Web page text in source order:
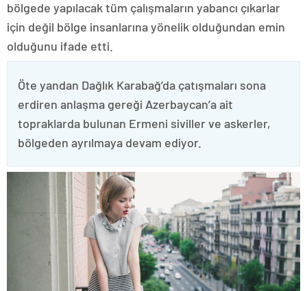
bölgede yapılacak tüm çalışmaların yabancı çıkarlar
için değil bölge insanlarına yönelik olduğundan emin
olduğunu ifade etti.
Öte yandan Dağlık Karabağ’da çatışmaları sona
erdiren anlaşma gereği Azerbaycan’a ait
topraklarda bulunan Ermeni siviller ve askerler,
bölgeden ayrılmaya devam ediyor.